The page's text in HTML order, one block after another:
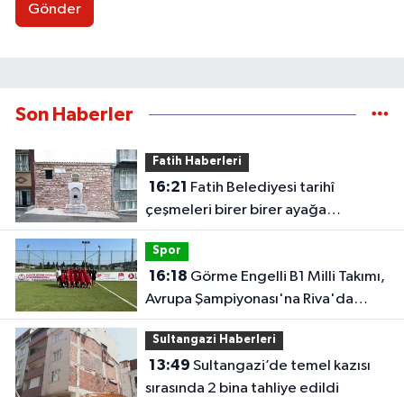
Gönder
Son Haberler
Fatih Haberleri
16:21
çeşmeleri birer birer ayağa
kaldırıyor
Spor
16:18
Avrupa Şampiyonası'na Riva'da
hazırlanıyor
Sultangazi Haberleri
13:49
sırasında 2 bina tahliye edildi